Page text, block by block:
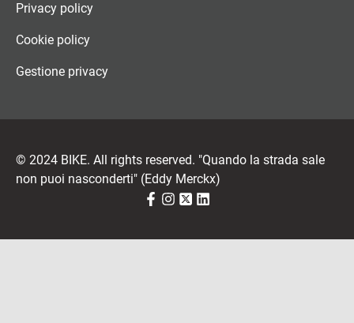
Privacy policy
Cookie policy
Gestione privacy
© 2024 BIKE. All rights reserved. "Quando la strada sale
non puoi nasconderti" (Eddy Merckx)